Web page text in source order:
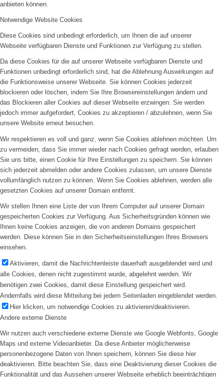
anbieten können.
Notwendige Website Cookies
Diese Cookies sind unbedingt erforderlich, um Ihnen die auf unserer
Webseite verfügbaren Dienste und Funktionen zur Verfügung zu stellen.
Da diese Cookies für die auf unserer Webseite verfügbaren Dienste und
Funktionen unbedingt erforderlich sind, hat die Ablehnung Auswirkungen auf
die Funktionsweise unserer Webseite. Sie können Cookies jederzeit
blockieren oder löschen, indem Sie Ihre Browsereinstellungen ändern und
das Blockieren aller Cookies auf dieser Webseite erzwingen. Sie werden
jedoch immer aufgefordert, Cookies zu akzeptieren / abzulehnen, wenn Sie
unsere Website erneut besuchen.
Wir respektieren es voll und ganz, wenn Sie Cookies ablehnen möchten. Um
zu vermeiden, dass Sie immer wieder nach Cookies gefragt werden, erlauben
Sie uns bitte, einen Cookie für Ihre Einstellungen zu speichern. Sie können
sich jederzeit abmelden oder andere Cookies zulassen, um unsere Dienste
vollumfänglich nutzen zu können. Wenn Sie Cookies ablehnen, werden alle
gesetzten Cookies auf unserer Domain entfernt.
Wir stellen Ihnen eine Liste der von Ihrem Computer auf unserer Domain
gespeicherten Cookies zur Verfügung. Aus Sicherheitsgründen können wie
Ihnen keine Cookies anzeigen, die von anderen Domains gespeichert
werden. Diese können Sie in den Sicherheitseinstellungen Ihres Browsers
einsehen.
Aktivieren, damit die Nachrichtenleiste dauerhaft ausgeblendet wird und
alle Cookies, denen nicht zugestimmt wurde, abgelehnt werden. Wir
benötigen zwei Cookies, damit diese Einstellung gespeichert wird.
Andernfalls wird diese Mitteilung bei jedem Seitenladen eingeblendet werden.
Hier klicken, um notwendige Cookies zu aktivieren/deaktivieren.
Andere externe Dienste
Wir nutzen auch verschiedene externe Dienste wie Google Webfonts, Google
Maps und externe Videoanbieter. Da diese Anbieter möglicherweise
personenbezogene Daten von Ihnen speichern, können Sie diese hier
deaktivieren. Bitte beachten Sie, dass eine Deaktivierung dieser Cookies die
Funktionalität und das Aussehen unserer Webseite erheblich beeinträchtigen